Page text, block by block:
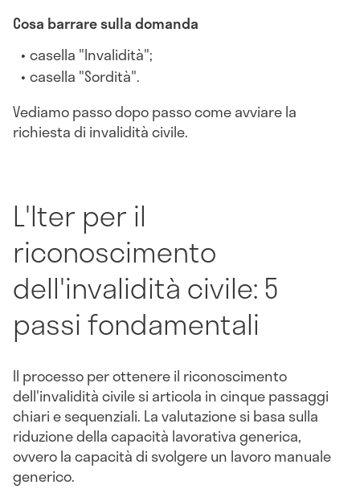
Cosa barrare sulla domanda
casella "Invalidità";
casella "Sordità".
Vediamo passo dopo passo come avviare la
richiesta di invalidità civile.
L'Iter per il
riconoscimento
dell'invalidità civile: 5
passi fondamentali
Il processo per ottenere il riconoscimento
dell'invalidità civile si articola in cinque passaggi
chiari e sequenziali. La valutazione si basa sulla
riduzione della capacità lavorativa generica,
ovvero la capacità di svolgere un lavoro manuale
generico.